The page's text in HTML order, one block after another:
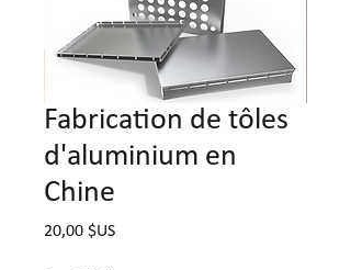
Fabrication de tôles
d'aluminium en
Chine
20,00 $USPrix